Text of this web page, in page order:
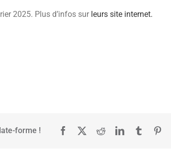
2025. Plus d’infos sur leurs site internet.
forme ! Facebook RedditLinkedInTumblr